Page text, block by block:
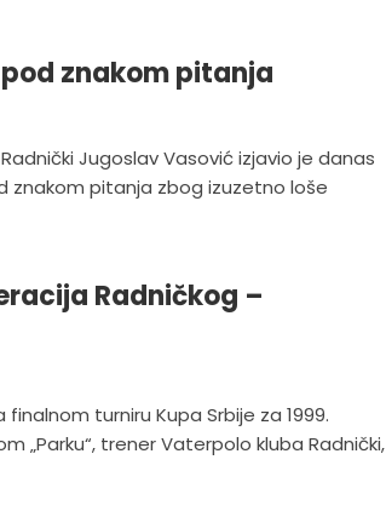
znakom pitanja
Jugoslav Vasović izjavio je danas
znakom pitanja zbog izuzetno loše
Radničkog –
turniru Kupa Srbije za 1999.
„Parku“, trener Vaterpolo kluba Radnički,